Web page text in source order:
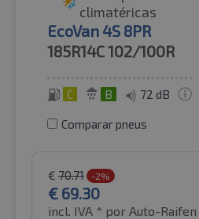
climatéricas
EcoVan 4S 8PR
185R14C102/100R
C B 72 dB
Comparar pneus
€ 70.71 -2%
€ 69.30
incl. IVA * por Auto-Raifen